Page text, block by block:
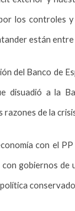
los controles
están
del Banco de
disuadió a la
razones dela
con el
gobiernos